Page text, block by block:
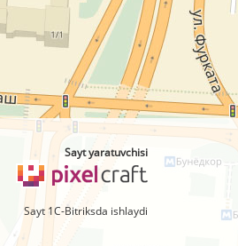
Sayt yaratuvchisi
Sayt 1C-Bitriksda ishlaydi